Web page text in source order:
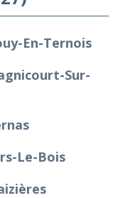
En-Ternois
Sur-
Le-Bois